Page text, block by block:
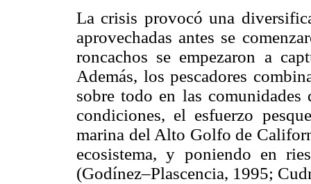
La crisis provocó una
aprovechadas antes se
roncachos se empezaron a
Además, los pescadores
sobre todo en las comunidades
condiciones, el esfuerzo
marina del Alto Golfo de
ecosistema, y poniendo en
(Godínez–Plascencia, 1995;